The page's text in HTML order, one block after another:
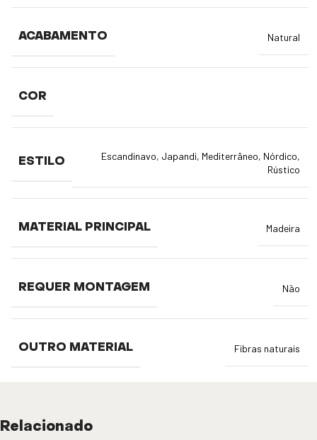
ACABAMENTO Natural
COR
ESTILO
Escandinavo, Japandi, Mediterrâneo, Nórdico,
Rústico
MATERIAL PRINCIPAL Madeira
REQUER MONTAGEM Não
OUTRO MATERIAL Fibras naturais
Relacionado